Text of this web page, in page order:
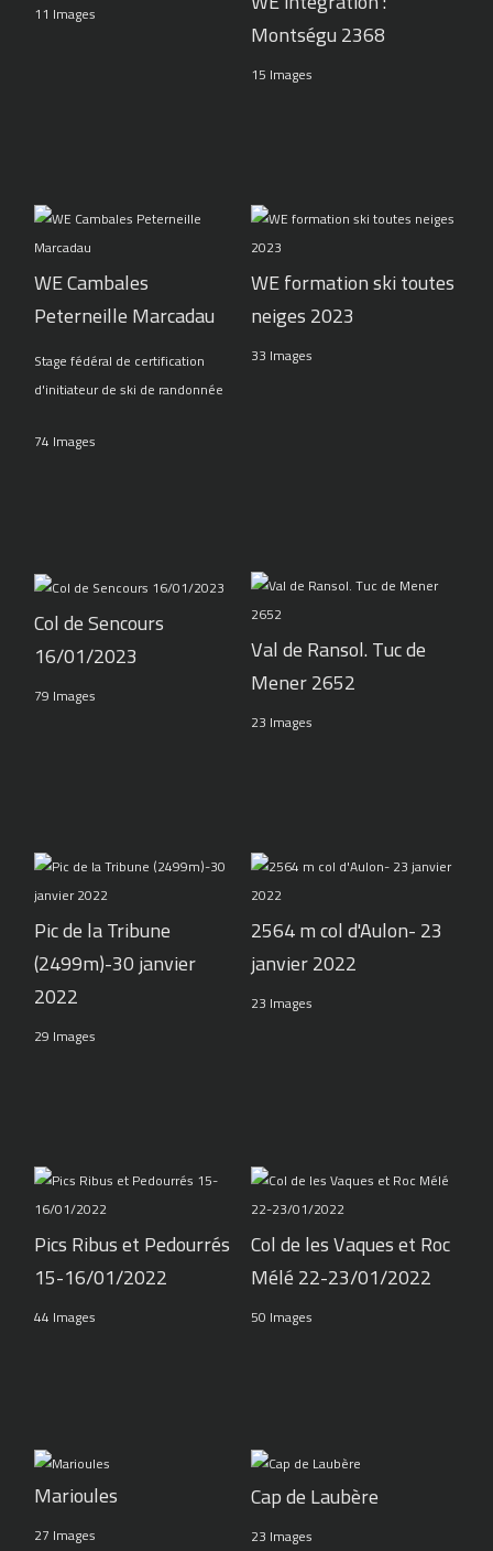
11 Images
Montségu 2368
15 Images
WE Cambales
Peterneille Marcadau
Stage fédéral de certification
d'initiateur de ski de randonnée
74 Images
WE formation ski toutes
neiges 2023
33 Images
Col de Sencours
16/01/2023
79 Images
Val de Ransol. Tuc de
Mener 2652
23 Images
Pic de la Tribune
(2499m)-30 janvier
2022
29 Images
2564 m col d'Aulon- 23
janvier 2022
23 Images
Pics Ribus et Pedourrés
15-16/01/2022
44 Images
Col de les Vaques et Roc
Mélé 22-23/01/2022
50 Images
Marioules
27 Images
Cap de Laubère
23 Images